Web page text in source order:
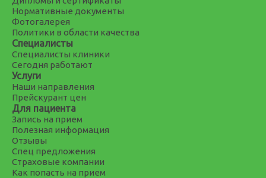
Нормативные документы
Фотогалерея
Политики в области качества
Специалисты
Специалисты клиники
Сегодня работают
Услуги
Наши направления
Прейскурант цен
Для пациента
Запись на прием
Полезная информация
Отзывы
Спец предложения
Страховые компании
Как попасть на прием